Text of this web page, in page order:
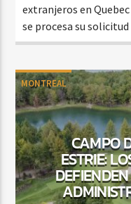
extranjeros en
se procesa su
MONTREAL
CAMPO
ESTRIE: